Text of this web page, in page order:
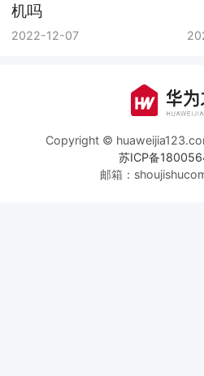
机吗
2022-12-07
Copyright ©
苏ICP备
邮箱：